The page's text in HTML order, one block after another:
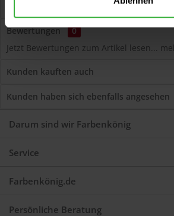
dauerelastischer Wand- und...mehr
Bewertungen
0
Jetzt Bewertungen zum Artikel lesen...
Kunden kauften auch
Kunden haben sich ebenfalls angesehen
Darum sind wir Farbenkönig
Service
Farbenkönig.de
Persönliche Beratung